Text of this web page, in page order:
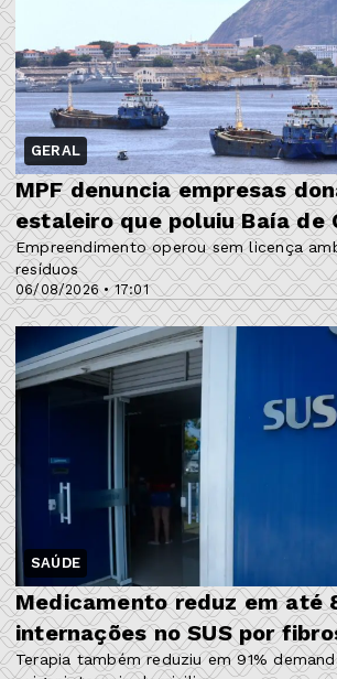
GERAL
06/08/2026 • 17:01
MPF denuncia empresas
estaleiro que poluiu Baía de
Empreendimento operou sem licença
resíduos
SAÚDE
Medicamento reduz em até
internações no SUS por
Terapia também reduziu em 91%